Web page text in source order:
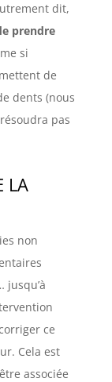
dit,
prendre
si
de
dents (nous
pas
LA
non
jusqu’à
ce
Cela est
associée